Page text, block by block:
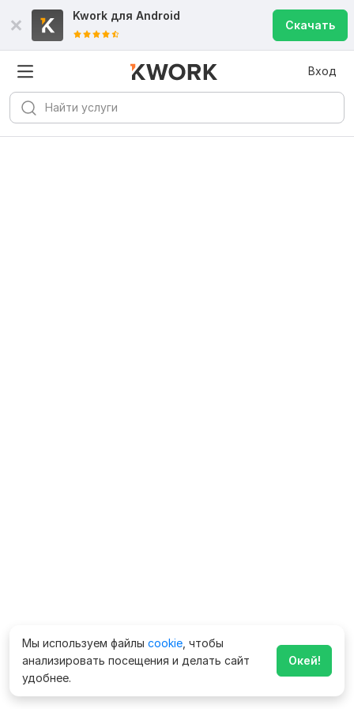
Kwork для Android
Скачать
Вход
Мы используем файлы cookie , чтобы
анализировать посещения и делать сайт
удобнее.
Окей!